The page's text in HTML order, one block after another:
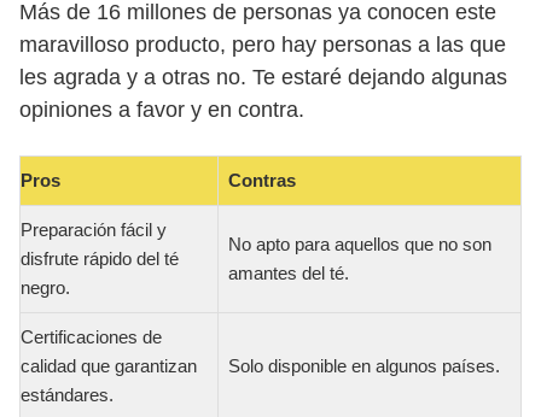
Más de 16 millones de personas ya conocen este
maravilloso producto, pero hay personas a las que
les agrada y a otras no. Te estaré dejando algunas
opiniones a favor y en contra.
Pros Contras
Preparación fácil y
disfrute rápido del té
negro.
No apto para aquellos que no son
amantes del té.
Certificaciones de
calidad que garantizan
estándares.
Solo disponible en algunos países.